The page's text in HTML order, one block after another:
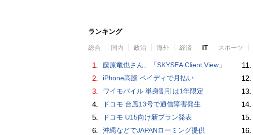
ランキング
総合 国内 政治 海外 経済 IT スポーツ
1. 藤原竜也さん、「SKYSEA Client View」新CMで「AI労務改善」をアピール 働き方をAIが分析したら「すぐに休んで」と言われる？
2. iPhone高騰 ペイディで月払い
3. ワイモバイル 単身割引は1年限定
4. ドコモ 台風13号で通信障害発生
5. ドコモ U15向け新プラン発表
6. 沖縄などでJAPANローミング提供
11.
12.
13.
14.
15.
16.